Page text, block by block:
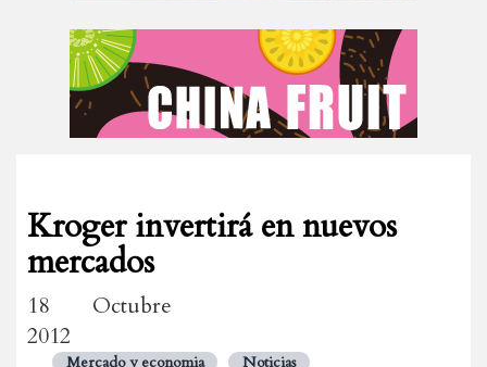
Kroger invertirá en nuevos
mercados
18 Octubre
2012
Mercado y economia Noticias